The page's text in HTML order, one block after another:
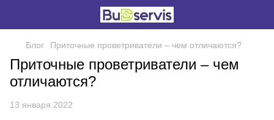
Блог Приточные проветриватели – чем отличаются?
Приточные проветриватели – чем
отличаются?
13 января 2022